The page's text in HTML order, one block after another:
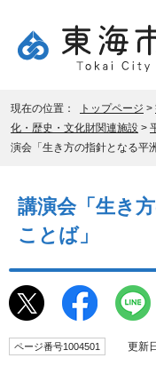
現在の位置： トップページ >
化・歴史・文化財関連施設 >
演会「生き方の指針となる平
講演会「生き
ことば」
ページ番号1004501 更新